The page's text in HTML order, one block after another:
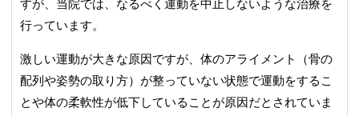
すが、当院では、なるべく運動を中止しないような治療を
行っています。
激しい運動が大きな原因ですが、体のアライメント（骨の
配列や姿勢の取り方）が整っていない状態で運動をするこ
とや体の柔軟性が低下していることが原因だとされていま